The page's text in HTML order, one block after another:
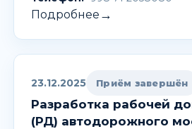
Подробнее →
23.12.2025 Приём завершён
Разработка рабочей
(РД) автодорожного